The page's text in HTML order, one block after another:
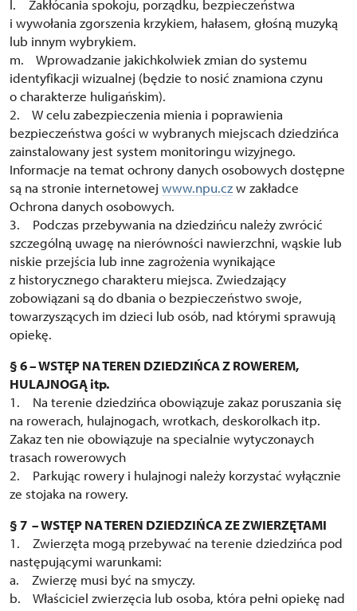
l. Zakłócania spokoju, porządku, bezpieczeństwa
i wywołania zgorszenia krzykiem, hałasem, głośną muzyką
lub innym wybrykiem.
m. Wprowadzanie jakichkolwiek zmian do systemu
identyfikacji wizualnej (będzie to nosić znamiona czynu
o charakterze huligańskim).
2. W celu zabezpieczenia mienia i poprawienia
bezpieczeństwa gości w wybranych miejscach dziedzińca
zainstalowany jest system monitoringu wizyjnego.
Informacje na temat ochrony danych osobowych dostępne
są na stronie internetowej www.npu.czw zakładce
Ochrona danych osobowych.
3. Podczas przebywania na dziedzińcu należy zwrócić
szczególną uwagę na nierówności nawierzchni, wąskie lub
niskie przejścia lub inne zagrożenia wynikające
z historycznego charakteru miejsca. Zwiedzający
zobowiązani są do dbania o bezpieczeństwo swoje,
towarzyszących im dzieci lub osób, nad którymi sprawują
opiekę.
§ 6 – WSTĘP NA TEREN DZIEDZIŃCA Z ROWEREM,
HULAJNOGĄ itp.
1. Na terenie dziedzińca obowiązuje zakaz poruszania się
na rowerach, hulajnogach, wrotkach, deskorolkach itp.
Zakaz ten nie obowiązuje na specialnie wytyczonaych
trasach rowerowych
2. Parkując rowery i hulajnogi należy korzystać wyłącznie
ze stojaka na rowery.
§ 7 – WSTĘP NA TEREN DZIEDZIŃCA ZE ZWIERZĘTAMI
1. Zwierzęta mogą przebywać na terenie dziedzińca pod
następującymi warunkami:
a. Zwierzę musi być na smyczy.
b. Właściciel zwierzęcia lub osoba, która pełni opiekę nad